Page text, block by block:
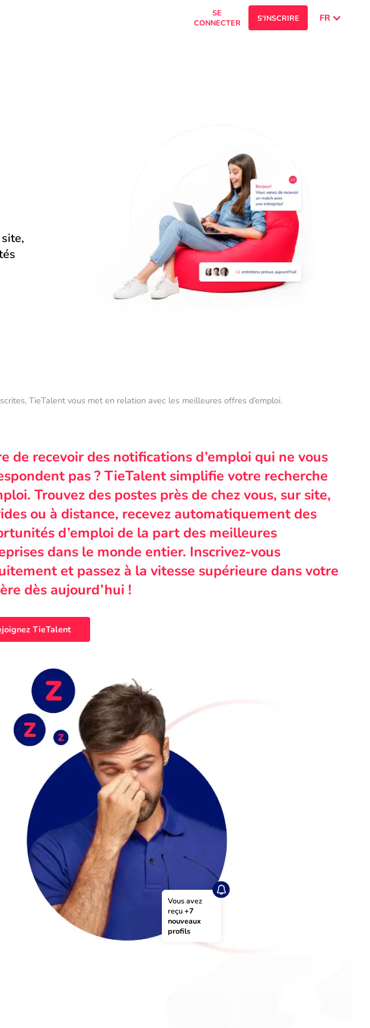
SE
CONNECTER
S'INSCRIRE FR
TieTalent vous met en relation avec les meilleures offres d’emploi.
de recevoir des notifications d’emploi qui ne vous
pas ? TieTalent simplifie votre recherche
Trouvez des postes près de chez vous, sur site,
ou à distance, recevez automatiquement des
d’emploi de la part des meilleures
dans le monde entier. Inscrivez-vous
et passez à la vitesse supérieure dans votre
dès aujourd’hui !
TieTalent
Vous avez
reçu +7
nouveaux
profils